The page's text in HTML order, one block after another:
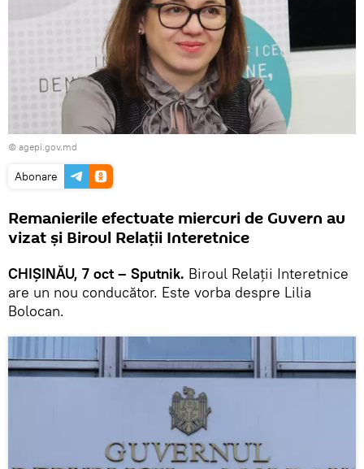
© agepi.gov.md
Abonare
Remanierile efectuate miercuri de Guvern au
vizat şi Biroul Relaţii Interetnice
CHIŞINĂU, 7 oct – Sputnik. Biroul Relaţii Interetnice
are un nou conducător. Este vorba despre Lilia
Bolocan.